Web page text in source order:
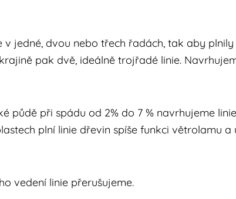
jedné, dvou nebo třech řadách, tak aby
pak dvě, ideálně trojřadé linie.
půdě při spádu od 2% do 7 % navrhujeme
plní linie dřevin spíše funkci větrolamu
vedení linie přerušujeme.